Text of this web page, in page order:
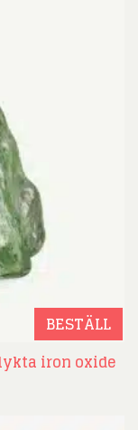
BESTÄLL
iron oxide